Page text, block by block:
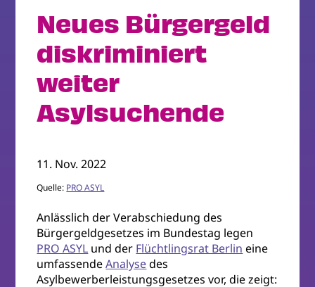
Neues Bürgergeld
diskriminiert
weiter
Asylsuchende
11. Nov. 2022
Quelle: PRO ASYL
Anlässlich der Verabschiedung des
Bürgergeldgesetzes im Bundestag legen
PRO ASYL und der Flüchtlingsrat Berlin eine
umfassendeAnalysedes
Asylbewerberleistungsgesetzes vor, die zeigt: